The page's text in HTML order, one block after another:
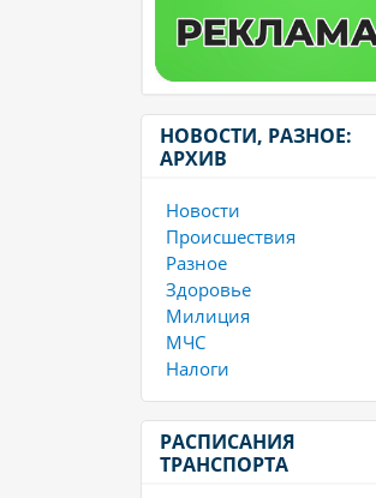
НОВОСТИ, РАЗНОЕ:
АРХИВ
Новости
Происшествия
Разное
Здоровье
Милиция
МЧС
Налоги
РАСПИСАНИЯ
ТРАНСПОРТА